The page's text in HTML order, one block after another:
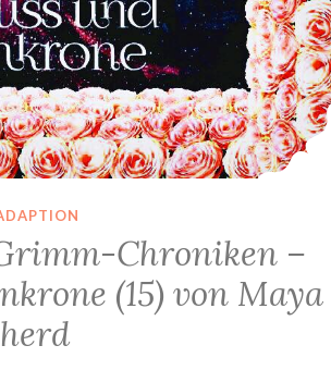
Chroniken –
(15) von Maya